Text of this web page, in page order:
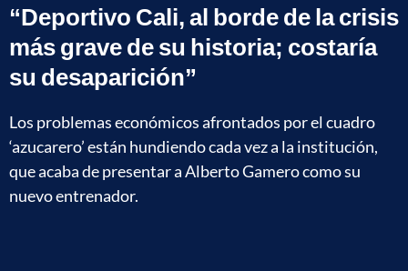
“Deportivo Cali, al borde de la crisis
más grave de su historia; costaría
su desaparición”
Los problemas económicos afrontados por el cuadro
‘azucarero’ están hundiendo cada vez a la institución,
que acaba de presentar a Alberto Gamero como su
nuevo entrenador.